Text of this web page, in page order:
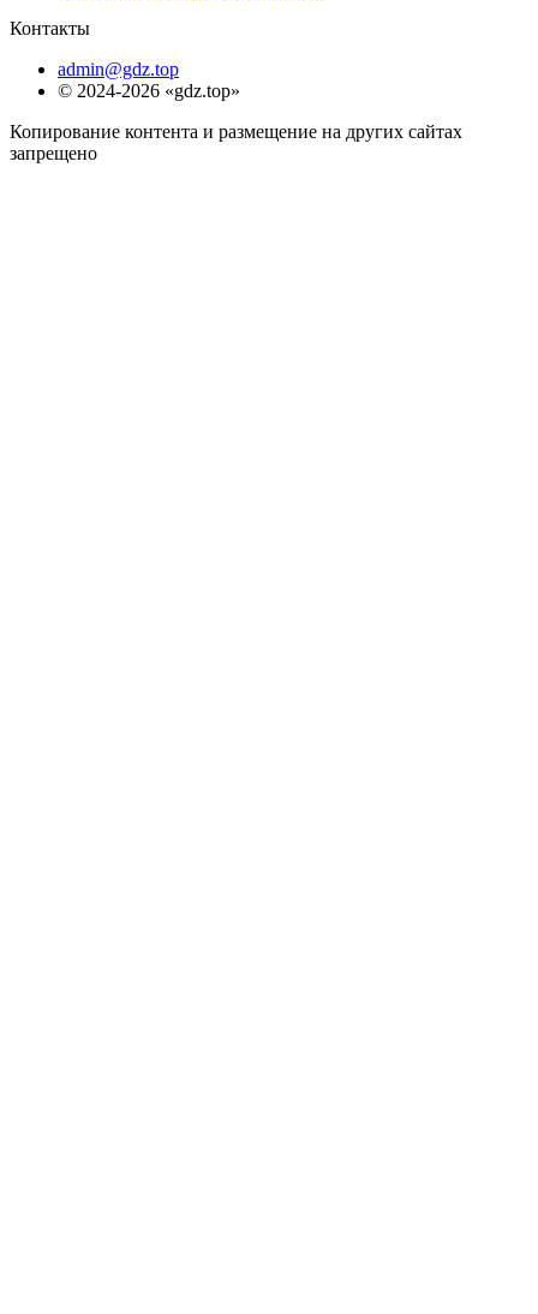
Контакты
admin@gdz.top
© 2024-2026 «gdz.top»
Копирование контента и размещение на других сайтах
запрещено